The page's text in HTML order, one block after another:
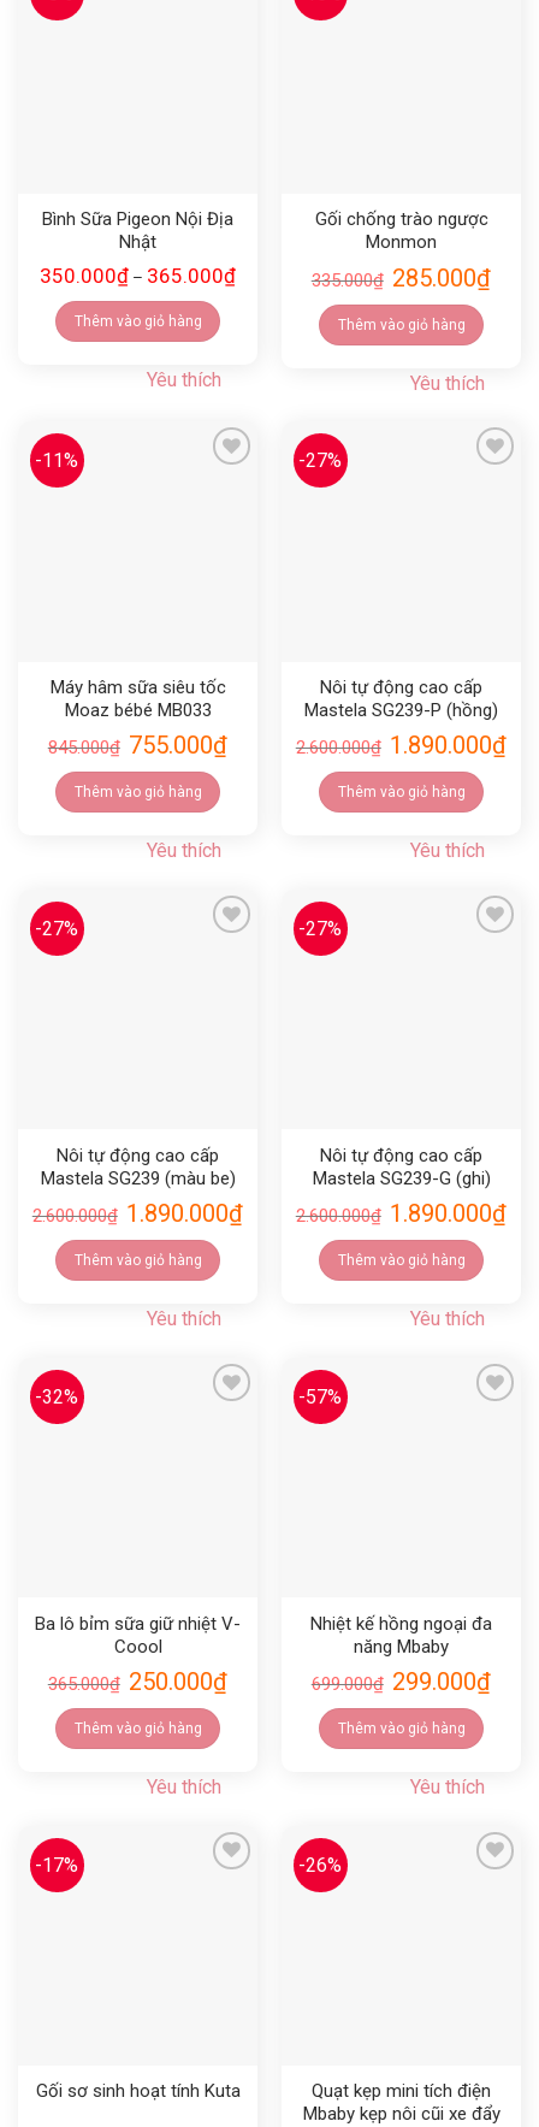
Bình Sữa Pigeon Nội Địa
Nhật
350.000₫ – 365.000₫
Thêm vào giỏ hàng
Yêu thích
Gối chống trào ngược
Monmon
335.000₫ 285.000₫
Thêm vào giỏ hàng
Yêu thích
-11%
Máy hâm sữa siêu tốc
Moaz bébé MB033
845.000₫ 755.000₫
Thêm vào giỏ hàng
Yêu thích
-27%
Nôi tự động cao cấp
Mastela SG239-P (hồng)
2.600.000₫ 1.890.000₫
Thêm vào giỏ hàng
Yêu thích
-27%
Nôi tự động cao cấp
Mastela SG239 (màu be)
2.600.000₫ 1.890.000₫
Thêm vào giỏ hàng
Yêu thích
-27%
Nôi tự động cao cấp
Mastela SG239-G (ghi)
2.600.000₫ 1.890.000₫
Thêm vào giỏ hàng
Yêu thích
-32%
Ba lô bỉm sữa giữ nhiệt V-
Coool
365.000₫ 250.000₫
Thêm vào giỏ hàng
Yêu thích
-57%
Nhiệt kế hồng ngoại đa
năng Mbaby
699.000₫ 299.000₫
Thêm vào giỏ hàng
Yêu thích
-17%
Gối sơ sinh hoạt tính Kuta
-26%
Quạt kẹp mini tích điện
Mbaby kẹp nôi cũi xe đẩy